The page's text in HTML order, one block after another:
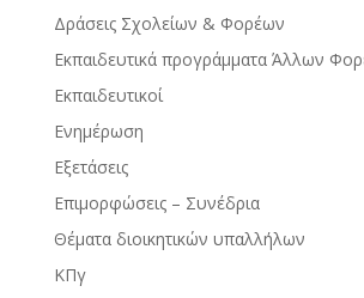
Δράσεις Σχολείων & Φορέων
Εκπαιδευτικά προγράμματα Άλλων
Εκπαιδευτικοί
Ενημέρωση
Εξετάσεις
Επιμορφώσεις – Συνέδρια
Θέματα διοικητικών υπαλλήλων
ΚΠγ